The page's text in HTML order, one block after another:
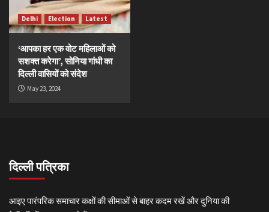
Delhi Election Latest
‘आपका हर एक वोट महिलाओं को
सशक्त करेगा’, सोनिया गांधी का
दिल्ली वासियों को संदेश
May 23, 2024
दिल्ली पत्रिका
आइए पारंपरिक समाचार कक्षों की सीमाओं से बाहर कदम रखें और दुनिया की